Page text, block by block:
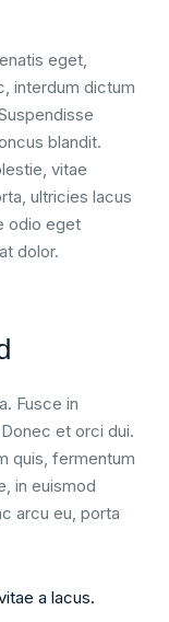
eget,
interdum dictum
blandit.
vitae
ultricies lacus
odio eget
dolor.
Fusce in
et orci dui.
quis, fermentum
in euismod
arcu eu, porta
a lacus.